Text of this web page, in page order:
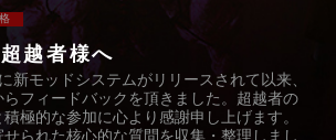
越者様へ
新モッドシステムがリリースされて以来、
フィードバックを頂きました。超越者の
極的な参加に心より感謝申し上げます。
られた核心的な質問を収集・整理しまし